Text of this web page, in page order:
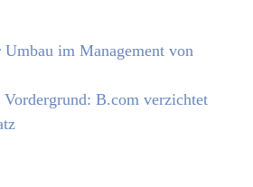
Umbau im Management von
B.com verzichtet